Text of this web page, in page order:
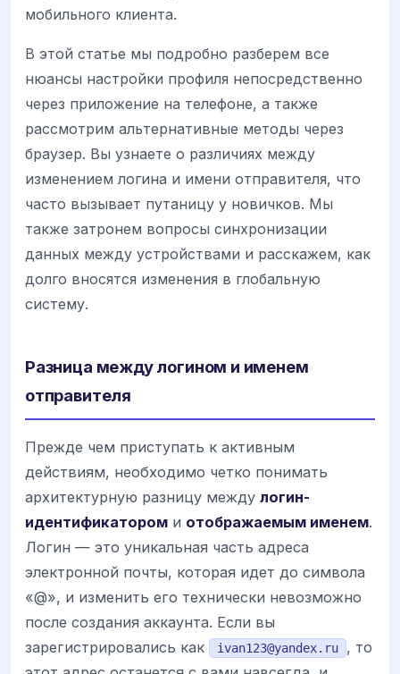
мобильного клиента.
В этой статье мы подробно разберем все
нюансы настройки профиля непосредственно
через приложение на телефоне, а также
рассмотрим альтернативные методы через
браузер. Вы узнаете о различиях между
изменением логина и имени отправителя, что
часто вызывает путаницу у новичков. Мы
также затронем вопросы синхронизации
данных между устройствами и расскажем, как
долго вносятся изменения в глобальную
систему.
Разница между логином и именем
отправителя
Прежде чем приступать к активным
действиям, необходимо четко понимать
архитектурную разницу между логин-
идентификатором и отображаемым именем.
Логин — это уникальная часть адреса
электронной почты, которая идет до символа
«@», и изменить его технически невозможно
после создания аккаунта. Если вы
зарегистрировались как
ivan123@yandex.ru
, то